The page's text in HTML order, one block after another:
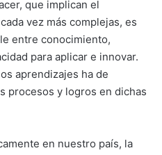
que implican el
vez más complejas, es
entre conocimiento,
para aplicar e innovar.
aprendizajes ha de
procesos y logros en dichas
en nuestro país, la